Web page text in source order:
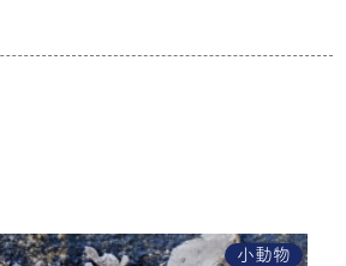
小動物